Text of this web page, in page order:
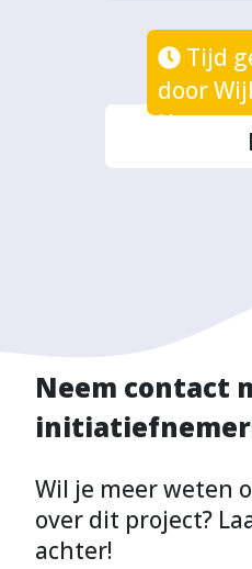
Tijd
door
Hoven
Neem contact
Wil je meer weten
over dit project?
achter!